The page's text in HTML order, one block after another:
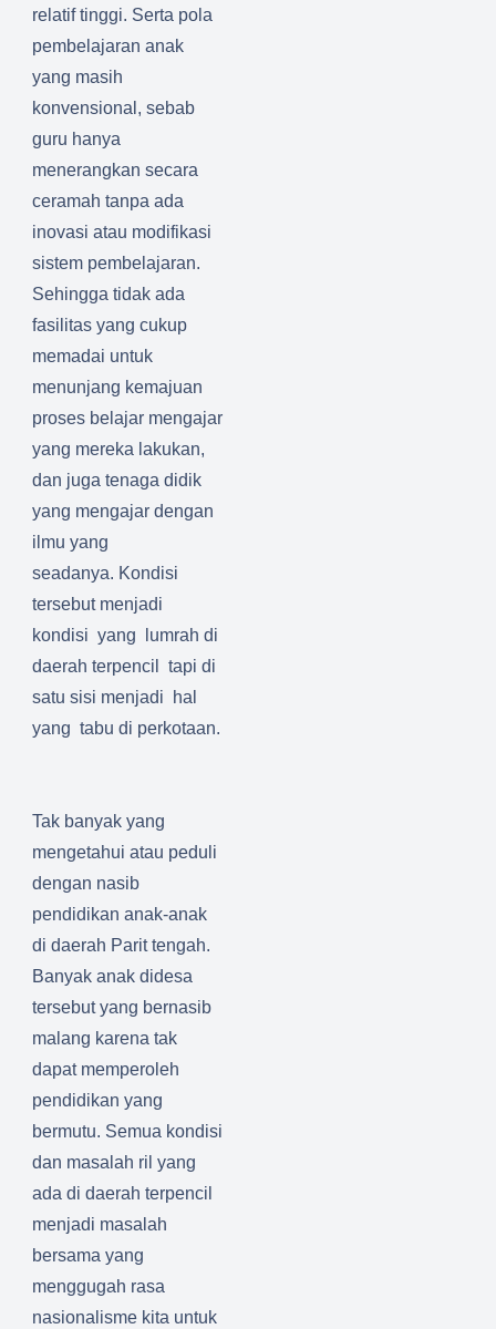
relatif tinggi. Serta pola
pembelajaran anak
yang masih
konvensional, sebab
guru hanya
menerangkan secara
ceramah tanpa ada
inovasi atau modifikasi
sistem pembelajaran.
Sehingga tidak ada
fasilitas yang cukup
memadai untuk
menunjang kemajuan
proses belajar mengajar
yang mereka lakukan,
dan juga tenaga didik
yang mengajar dengan
ilmu yang
seadanya. Kondisi
tersebut menjadi
kondisi yang lumrah di
daerah terpencil tapi di
satu sisi menjadi hal
yang tabu di perkotaan.
Tak banyak yang
mengetahui atau peduli
dengan nasib
pendidikan anak-anak
di daerah Parit tengah.
Banyak anak didesa
tersebutyang bernasib
malang karena tak
dapat memperoleh
pendidikan yang
bermutu. Semua kondisi
dan masalah ril yang
ada di daerah terpencil
menjadi masalah
bersama yang
menggugah rasa
nasionalisme kita untuk